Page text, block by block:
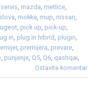
, mazda, metlice,
, mokka, mup, nissan,
, pick up, pick-up,
in, plug in hibrid, plugin,
, premijera, prevare,
, punjenje, Q5, Q6, qashqai,
Ostavite komentar